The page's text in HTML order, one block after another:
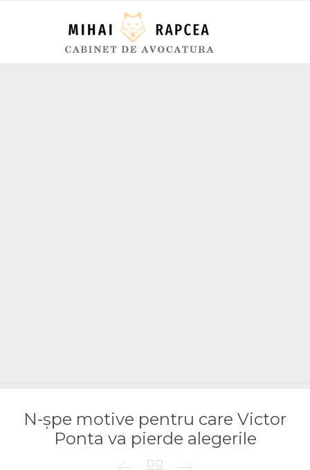
N-șpe motive pentru care Victor
Ponta va pierde alegerile